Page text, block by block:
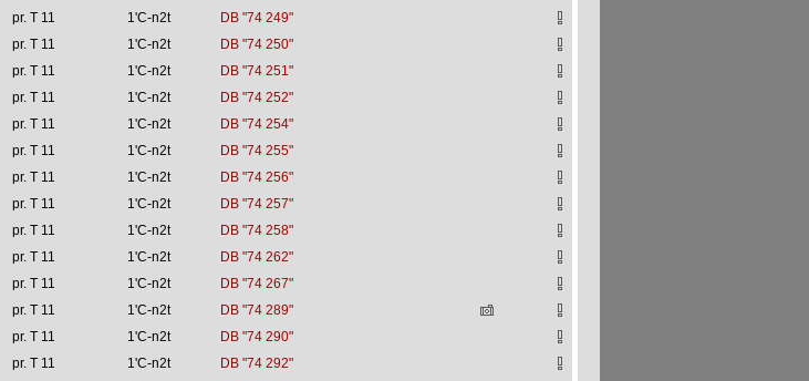
pr. T 11 1'C-n2t
DB "74 249"
pr. T 11 1'C-n2t
DB "74 250"
pr. T 11 1'C-n2t
DB "74 251"
pr. T 11 1'C-n2t
DB "74 252"
pr. T 11 1'C-n2t
DB "74 254"
pr. T 11 1'C-n2t
DB "74 255"
pr. T 11 1'C-n2t
DB "74 256"
pr. T 11 1'C-n2t
DB "74 257"
pr. T 11 1'C-n2t
DB "74 258"
pr. T 11 1'C-n2t
DB "74 262"
pr. T 11 1'C-n2t
DB "74 267"
pr. T 11 1'C-n2t
DB "74 289"
pr. T 11 1'C-n2t
DB "74 290"
pr. T 11 1'C-n2t
DB "74 292"